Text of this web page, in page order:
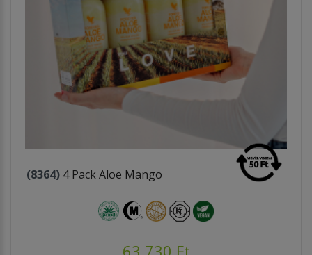
(8364) 4 Pack Aloe Mango
63.730 Ft